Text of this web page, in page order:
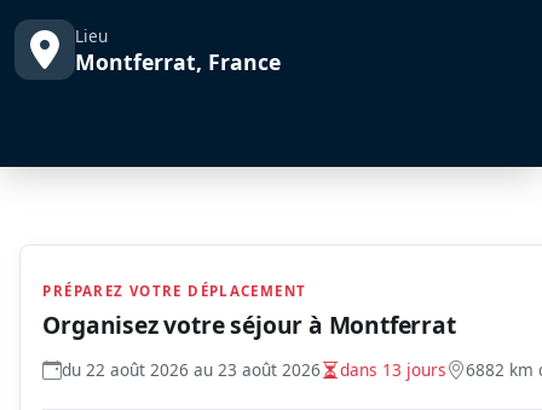
Lieu
Montferrat, France
PRÉPAREZ VOTRE DÉPLACEMENT
Organisez votre séjour à Montferrat
du 22 août 2026 au 23 août 2026 dans 13 jours 6882 km